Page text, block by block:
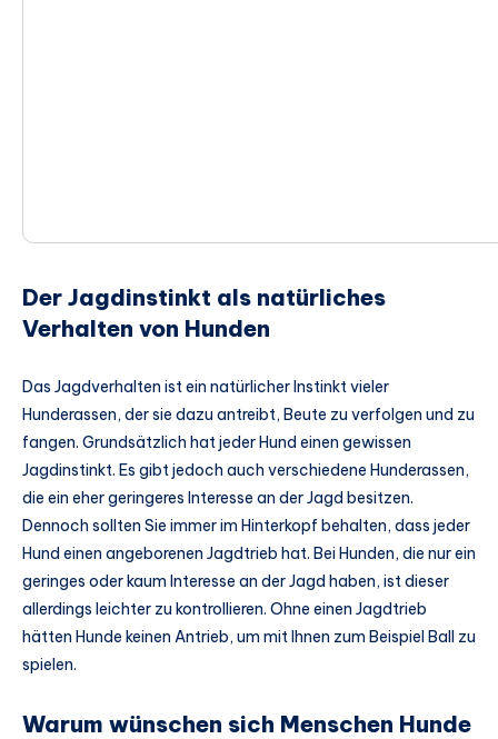
Der Jagdinstinkt als natürliches
Verhalten von Hunden
Das Jagdverhalten ist ein natürlicher Instinkt vieler
Hunderassen, der sie dazu antreibt, Beute zu verfolgen und zu
fangen. Grundsätzlich hat jeder Hund einen gewissen
Jagdinstinkt. Es gibt jedoch auch verschiedene Hunderassen,
die ein eher geringeres Interesse an der Jagd besitzen.
Dennoch sollten Sie immer im Hinterkopf behalten, dass jeder
Hund einen angeborenen Jagdtrieb hat. Bei Hunden, die nur ein
geringes oder kaum Interesse an der Jagd haben, ist dieser
allerdings leichter zu kontrollieren. Ohne einen Jagdtrieb
hätten Hunde keinen Antrieb, um mit Ihnen zum Beispiel Ball zu
spielen.
Warum wünschen sich Menschen Hunde